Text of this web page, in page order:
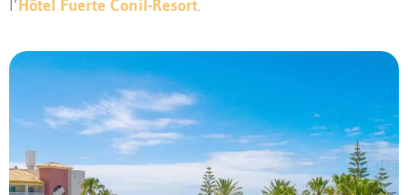
l’Hôtel Fuerte Conil-Resort.